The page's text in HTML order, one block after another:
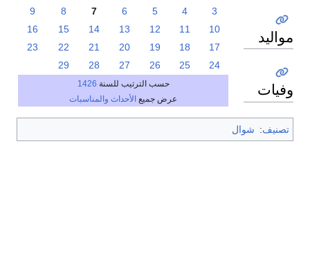
3
4
5
6
7
8
9
10
11
12
13
14
15
16
17
18
19
20
21
22
23
24
25
26
27
28
29
حسب الترتيب للسنة 1426
عرض جميع الأحداث والمناسبات
مواليد
وفيات
تصنيف: شوال